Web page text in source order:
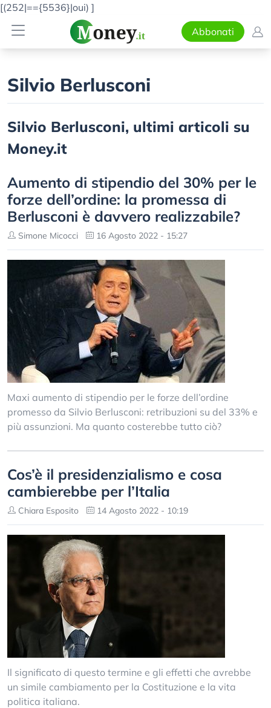
[(252|=={5536}|oui) ]
Abbonati
Silvio Berlusconi
Silvio Berlusconi, ultimi articoli su
Money.it
Aumento di stipendio del 30% per le
forze dell’ordine: la promessa di
Berlusconi è davvero realizzabile?
Simone Micocci 16 Agosto 2022 - 15:27
Maxi aumento di stipendio per le forze dell’ordine
promesso da Silvio Berlusconi: retribuzioni su del 33% e
più assunzioni. Ma quanto costerebbe tutto ciò?
Cos’è il presidenzialismo e cosa
cambierebbe per l’Italia
Chiara Esposito 14 Agosto 2022 - 10:19
Il significato di questo termine e gli effetti che avrebbe
un simile cambiamento per la Costituzione e la vita
politica italiana.